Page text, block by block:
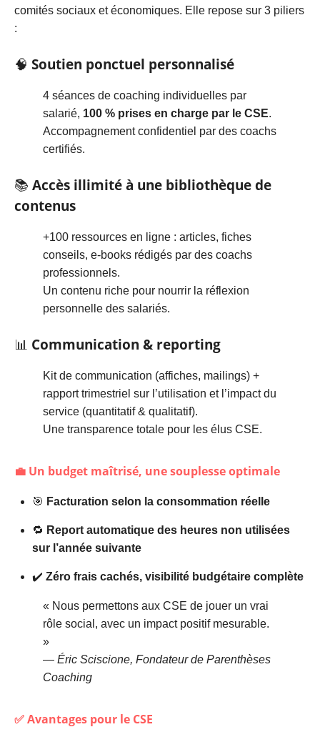
comités sociaux et économiques. Elle repose sur 3 piliers
:
🧠 Soutien ponctuel personnalisé
4 séances de coaching individuelles par
salarié, 100 % prises en charge par le CSE.
Accompagnement confidentiel par des coachs
certifiés.
📚 Accès illimité à une bibliothèque de
contenus
+100 ressources en ligne : articles, fiches
conseils, e-books rédigés par des coachs
professionnels.
Un contenu riche pour nourrir la réflexion
personnelle des salariés.
📊 Communication & reporting
Kit de communication (affiches, mailings) +
rapport trimestriel sur l’utilisation et l’impact du
service (quantitatif & qualitatif).
Une transparence totale pour les élus CSE.
💼 Un budget maîtrisé, une souplesse optimale
🎯 Facturation selon la consommation réelle
🔁 Report automatique des heures non utilisées
sur l’année suivante
✔️ Zéro frais cachés, visibilité budgétaire complète
« Nous permettons aux CSE de jouer un vrai
rôle social, avec un impact positif mesurable.
»
— Éric Sciscione, Fondateur de Parenthèses
Coaching
✅ Avantages pour le CSE